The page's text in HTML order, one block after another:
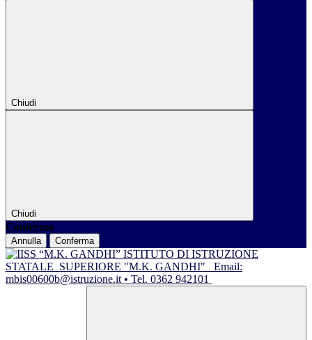
Chiudi
Chiudi
Conferma
Annulla Conferma
ISTITUTO DI ISTRUZIONE
STATALE SUPERIORE "M.K. GANDHI"
Email:
mbis00600b@istruzione.it • Tel. 0362 942101